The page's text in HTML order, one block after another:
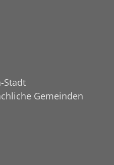
Stadt
Gemeinden